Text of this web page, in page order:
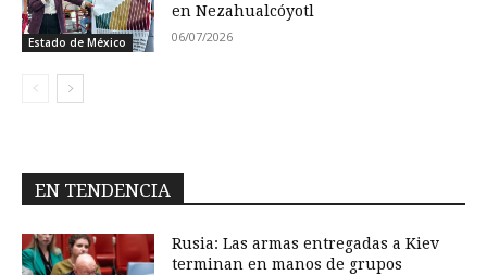
Estado de México
en Nezahualcóyotl
06/07/2026
EN TENDENCIA
Rusia: Las armas entregadas a Kiev
terminan en manos de grupos